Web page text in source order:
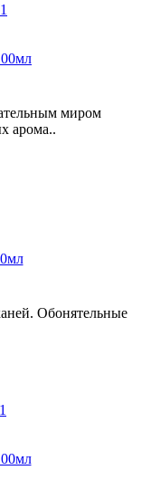
миром
арома..
Обонятельные